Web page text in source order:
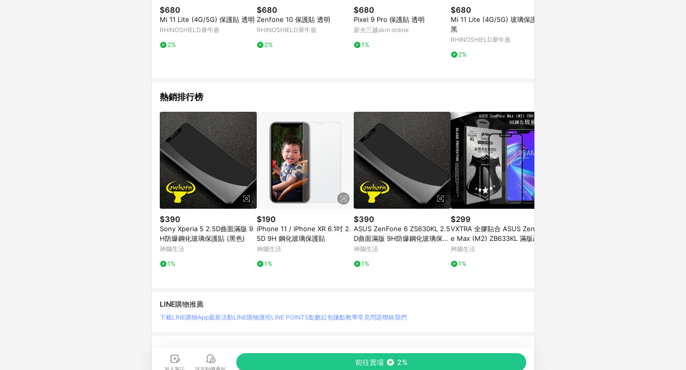
$680
Mi 11 Lite (4G/5G) 保護貼 透明
RHINOSHIELD犀牛盾
2%
$680
Zenfone 10 保護貼 透明
RHINOSHIELD犀牛盾
2%
$680
Pixel 9 Pro 保護貼 透明
新光三越skm online
1%
$680
Mi 11 Lite (4G/5G) 玻璃保護貼
黑
RHINOSHIELD犀牛盾
2%
熱銷排行榜
$390
Sony Xperia 5 2.5D曲面滿版 9
H防爆鋼化玻璃保護貼 (黑色)
神腦生活
1%
$190
iPhone 11 / iPhone XR 6.1吋 2.
5D 9H 鋼化玻璃保護貼
神腦生活
1%
$390
ASUS ZenFone 6 ZS630KL 2.5
D曲面滿版 9H防爆鋼化玻璃保護
貼 (黑色)
神腦生活
1%
$299
VXTRA 全膠貼合 ASUS ZenFon
e Max (M2) ZB633KL 滿版疏水
疏油9H鋼化頂級玻璃膜(黑)
神腦生活
1%
前往賣場 2%
LINE購物推薦
下載LINE購物App最新活動LINE購物護照LINE POINTS點數紅包賺點教學常見問題聯絡我們
LINE 購物是匯集購物情報與商品資訊的整合性平台，並依購物情報中的趨勢與風格做合作網路商家的延伸商品推薦，商品資料更新會有
時間差，請務必點擊商品至各合作網路商家，確認現售價與購物條件，一切資訊以合作廠商網頁為準。